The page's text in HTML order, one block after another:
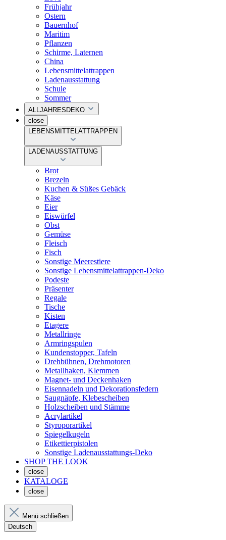
Frühjahr
Ostern
Bauernhof
Maritim
Pflanzen
Schirme, Laternen
China
Lebensmittelattrappen
Ladenausstattung
Schule
Sommer
ALLJAHRESDEKO
close
LEBENSMITTELATTRAPPEN
LADENAUSSTATTUNG
Brot
Brezeln
Kuchen & Süßes Gebäck
Käse
Eier
Eiswürfel
Obst
Gemüse
Fleisch
Fisch
Sonstige Meerestiere
Sonstige Lebensmittelattrappen-Deko
Podeste
Präsenter
Regale
Tische
Kisten
Etagere
Metallringe
Armringspulen
Kundenstopper, Tafeln
Drehbühnen, Drehmotoren
Metallhaken, Klemmen
Magnet- und Deckenhaken
Eisennadeln und Dekorationsfedern
Saugnäpfe, Klebescheiben
Holzscheiben und Stämme
Acrylartikel
Styroporartikel
Spiegelkugeln
Etikettierpistolen
Sonstige Ladenausstattungs-Deko
SHOP THE LOOK
close
KATALOGE
close
Menü schließen
Deutsch